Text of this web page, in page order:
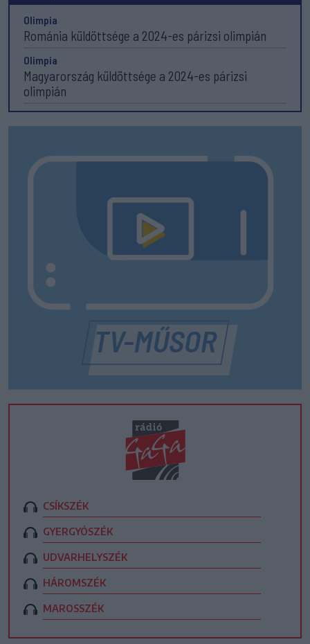
Olimpia
Románia küldöttsége a 2024-es párizsi olimpián
Olimpia
Magyarország küldöttsége a 2024-es párizsi
olimpián
CSÍKSZÉK
GYERGYÓSZÉK
UDVARHELYSZÉK
HÁROMSZÉK
MAROSSZÉK